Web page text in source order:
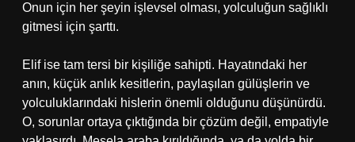
Onun için her şeyin işlevsel olması, yolculuğun sağlıklı
gitmesi için şarttı.
Elif ise tam tersi bir kişiliğe sahipti. Hayatındaki her
anın, küçük anlık kesitlerin, paylaşılan gülüşlerin ve
yolculuklarındaki hislerin önemli olduğunu düşünürdü.
O, sorunlar ortaya çıktığında bir çözüm değil, empatiyle